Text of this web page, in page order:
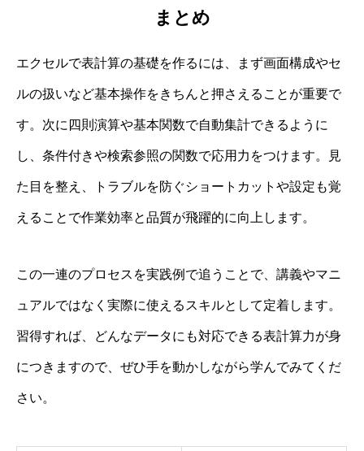
まとめ
エクセルで表計算の基礎を作るには、まず画面構成やセ
ルの扱いなど基本操作をきちんと押さえることが重要で
す。次に四則演算や基本関数で自動集計できるように
し、条件付きや検索参照の関数で応用力をつけます。見
た目を整え、トラブルを防ぐショートカットや設定も覚
えることで作業効率と品質が飛躍的に向上します。
この一連のプロセスを実践例で追うことで、講義やマニ
ュアルではなく実際に使えるスキルとして定着します。
習得すれば、どんなデータにも対応できる表計算力が身
につきますので、ぜひ手を動かしながら学んでみてくだ
さい。